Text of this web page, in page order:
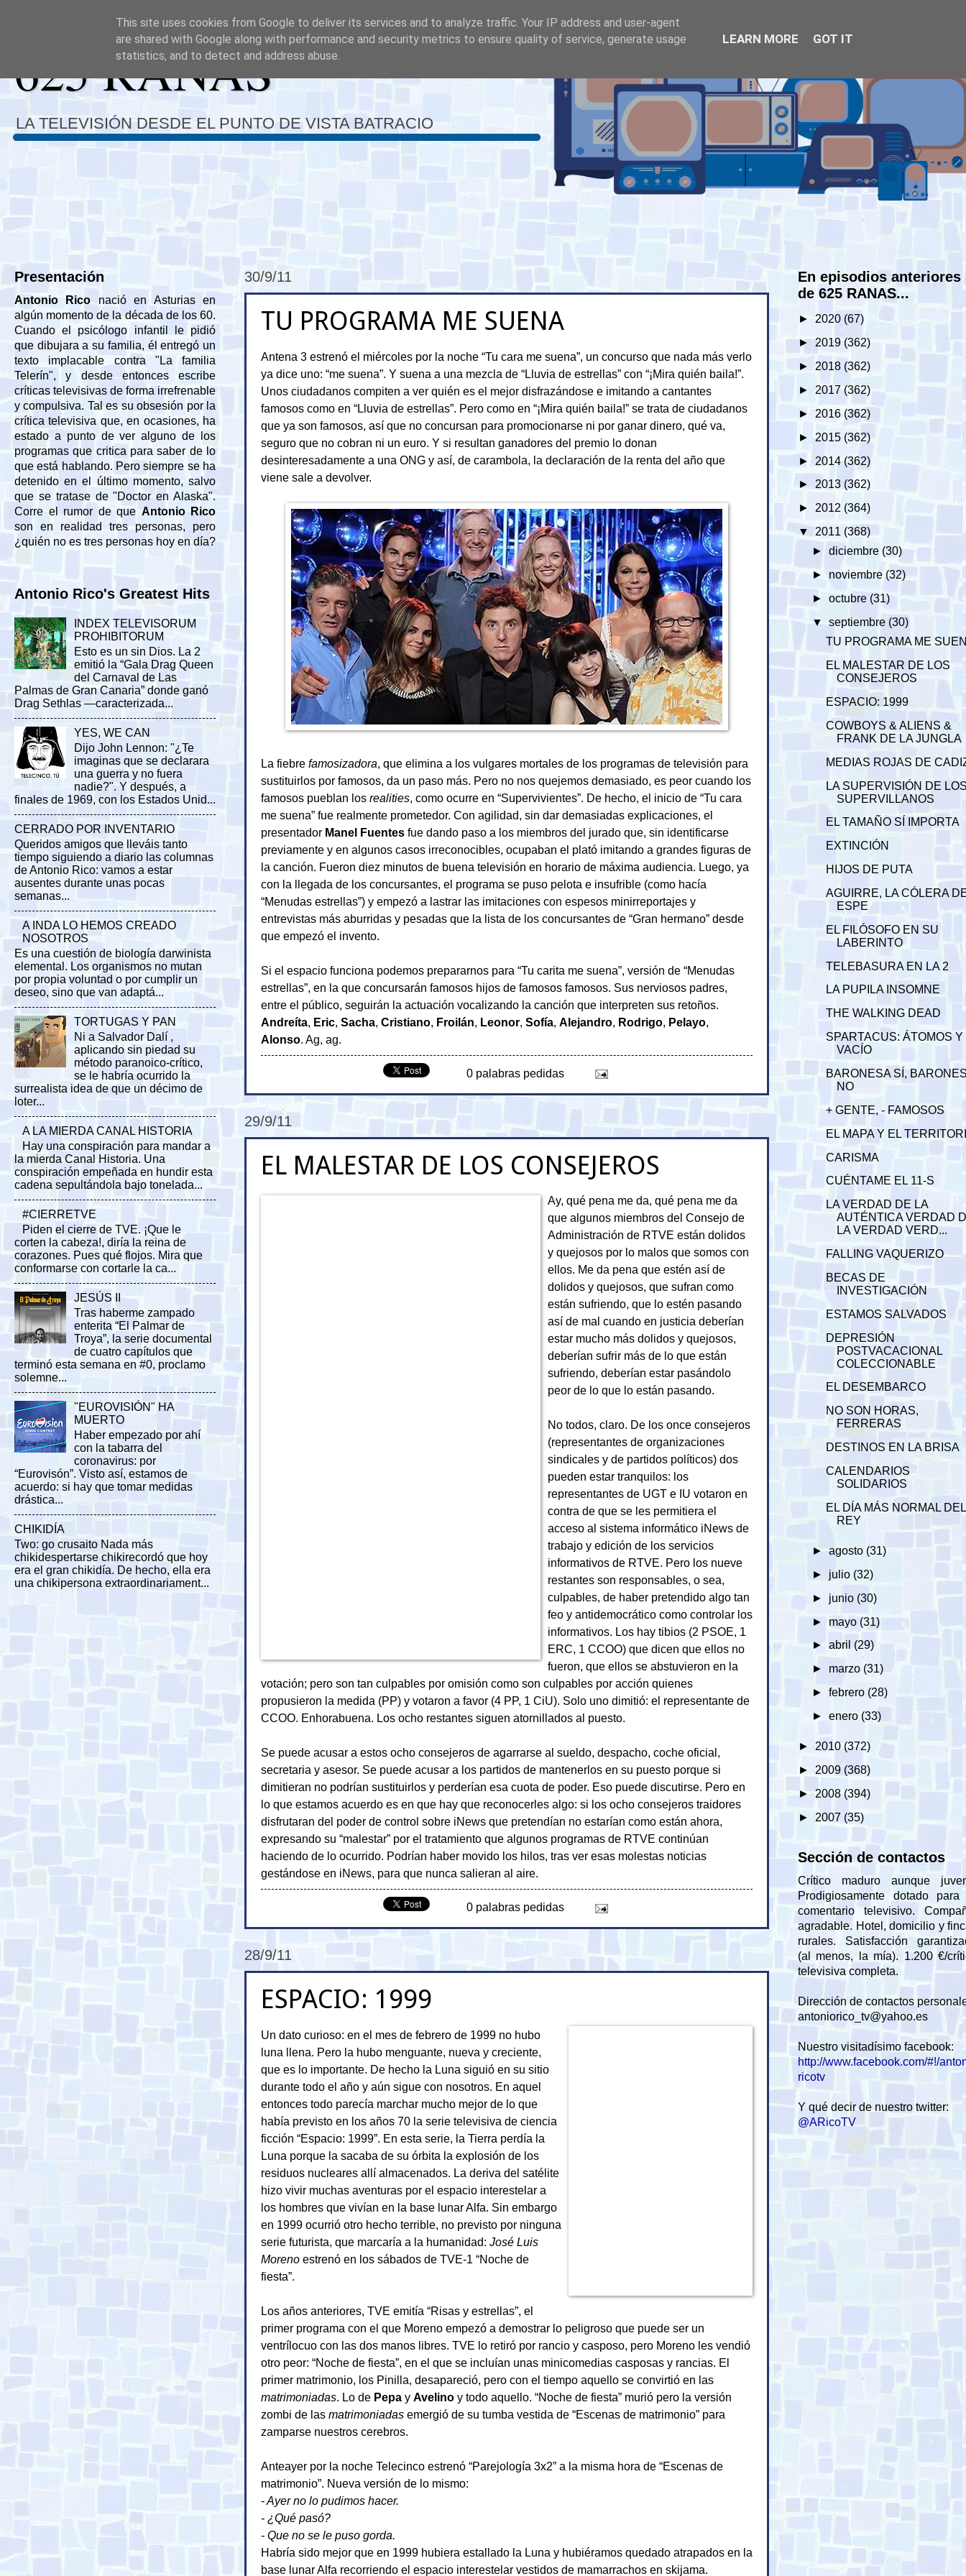
625 RANAS
LA TELEVISIÓN DESDE EL PUNTO DE VISTA BATRACIO
30/9/11
TU PROGRAMA ME SUENA
Antena 3 estrenó el miércoles por la noche “Tu cara me suena”, un concurso que nada más verlo
ya dice uno: “me suena”. Y suena a una mezcla de “Lluvia de estrellas” con “¡Mira quién baila!”.
Unos ciudadanos compiten a ver quién es el mejor disfrazándose e imitando a cantantes
famosos como en “Lluvia de estrellas”. Pero como en “¡Mira quién baila!” se trata de ciudadanos
que ya son famosos, así que no concursan para promocionarse ni por ganar dinero, qué va,
seguro que no cobran ni un euro. Y si resultan ganadores del premio lo donan
desinteresadamente a una ONG y así, de carambola, la declaración de la renta del año que
viene sale a devolver.
La fiebre famosizadora, que elimina a los vulgares mortales de los programas de televisión para
sustituirlos por famosos, da un paso más. Pero no nos quejemos demasiado, es peor cuando los
famosos pueblan los realities, como ocurre en “Supervivientes”. De hecho, el inicio de “Tu cara
me suena” fue realmente prometedor. Con agilidad, sin dar demasiadas explicaciones, el
presentador Manel Fuentes fue dando paso a los miembros del jurado que, sin identificarse
previamente y en algunos casos irreconocibles, ocupaban el plató imitando a grandes figuras de
la canción. Fueron diez minutos de buena televisión en horario de máxima audiencia. Luego, ya
con la llegada de los concursantes, el programa se puso pelota e insufrible (como hacía
“Menudas estrellas”) y empezó a lastrar las imitaciones con espesos minirreportajes y
entrevistas más aburridas y pesadas que la lista de los concursantes de “Gran hermano” desde
que empezó el invento.
Si el espacio funciona podemos prepararnos para “Tu carita me suena”, versión de “Menudas
estrellas”, en la que concursarán famosos hijos de famosos famosos. Sus nerviosos padres,
entre el público, seguirán la actuación vocalizando la canción que interpreten sus retoños.
Andreíta, Eric, Sacha, Cristiano, Froilán, Leonor, Sofía, Alejandro, Rodrigo, Pelayo,
Alonso. Ag, ag.
0 palabras pedidas
29/9/11
EL MALESTAR DE LOS CONSEJEROS
Ay, qué pena me da, qué pena me da
que algunos miembros del Consejo de
Administración de RTVE están dolidos
y quejosos por lo malos que somos con
ellos. Me da pena que estén así de
dolidos y quejosos, que sufran como
están sufriendo, que lo estén pasando
así de mal cuando en justicia deberían
estar mucho más dolidos y quejosos,
deberían sufrir más de lo que están
sufriendo, deberían estar pasándolo
peor de lo que lo están pasando.
No todos, claro. De los once consejeros
(representantes de organizaciones
sindicales y de partidos políticos) dos
pueden estar tranquilos: los
representantes de UGT e IU votaron en
contra de que se les permitiera el
acceso al sistema informático iNews de
trabajo y edición de los servicios
informativos de RTVE. Pero los nueve
restantes son responsables, o sea,
culpables, de haber pretendido algo tan
feo y antidemocrático como controlar los
informativos. Los hay tibios (2 PSOE, 1
ERC, 1 CCOO) que dicen que ellos no
fueron, que ellos se abstuvieron en la
votación; pero son tan culpables por omisión como son culpables por acción quienes
propusieron la medida (PP) y votaron a favor (4 PP, 1 CiU). Solo uno dimitió: el representante de
CCOO. Enhorabuena. Los ocho restantes siguen atornillados al puesto.
Se puede acusar a estos ocho consejeros de agarrarse al sueldo, despacho, coche oficial,
secretaria y asesor. Se puede acusar a los partidos de mantenerlos en su puesto porque si
dimitieran no podrían sustituirlos y perderían esa cuota de poder. Eso puede discutirse. Pero en
lo que estamos acuerdo es en que hay que reconocerles algo: si los ocho consejeros traidores
disfrutaran del poder de control sobre iNews que pretendían no estarían como están ahora,
expresando su “malestar” por el tratamiento que algunos programas de RTVE continúan
haciendo de lo ocurrido. Podrían haber movido los hilos, tras ver esas molestas noticias
gestándose en iNews, para que nunca salieran al aire.
0 palabras pedidas
28/9/11
ESPACIO: 1999
Un dato curioso: en el mes de febrero de 1999 no hubo
luna llena. Pero la hubo menguante, nueva y creciente,
que es lo importante. De hecho la Luna siguió en su sitio
durante todo el año y aún sigue con nosotros. En aquel
entonces todo parecía marchar mucho mejor de lo que
había previsto en los años 70 la serie televisiva de ciencia
ficción “Espacio: 1999”. En esta serie, la Tierra perdía la
Luna porque la sacaba de su órbita la explosión de los
residuos nucleares allí almacenados. La deriva del satélite
hizo vivir muchas aventuras por el espacio interestelar a
los hombres que vivían en la base lunar Alfa. Sin embargo
en 1999 ocurrió otro hecho terrible, no previsto por ninguna
serie futurista, que marcaría a la humanidad: José Luis
Moreno estrenó en los sábados de TVE-1 “Noche de
fiesta”.
Los años anteriores, TVE emitía “Risas y estrellas”, el
primer programa con el que Moreno empezó a demostrar lo peligroso que puede ser un
ventrílocuo con las dos manos libres. TVE lo retiró por rancio y casposo, pero Moreno les vendió
otro peor: “Noche de fiesta”, en el que se incluían unas minicomedias casposas y rancias. El
primer matrimonio, los Pinilla, desapareció, pero con el tiempo aquello se convirtió en las
matrimoniadas. Lo de Pepa y Avelino y todo aquello. “Noche de fiesta” murió pero la versión
zombi de las matrimoniadas emergió de su tumba vestida de “Escenas de matrimonio” para
zamparse nuestros cerebros.
Anteayer por la noche Telecinco estrenó “Parejología 3x2” a la misma hora de “Escenas de
matrimonio”. Nueva versión de lo mismo:
- Ayer no lo pudimos hacer.
- ¿Qué pasó?
- Que no se le puso gorda.
Habría sido mejor que en 1999 hubiera estallado la Luna y hubiéramos quedado atrapados en la
base lunar Alfa recorriendo el espacio interestelar vestidos de mamarrachos en skijama.
Presentación
Antonio Rico nació en Asturias en
algún momento de la década de los 60.
Cuando el psicólogo infantil le pidió
que dibujara a su familia, él entregó un
texto implacable contra "La familia
Telerín", y desde entonces escribe
críticas televisivas de forma irrefrenable
y compulsiva. Tal es su obsesión por la
crítica televisiva que, en ocasiones, ha
estado a punto de ver alguno de los
programas que critica para saber de lo
que está hablando. Pero siempre se ha
detenido en el último momento, salvo
que se tratase de "Doctor en Alaska".
Corre el rumor de que Antonio Rico
son en realidad tres personas, pero
¿quién no es tres personas hoy en día?
Antonio Rico's Greatest Hits
INDEX TELEVISORUM
PROHIBITORUM
Esto es un sin Dios. La 2
emitió la “Gala Drag Queen
del Carnaval de Las
Palmas de Gran Canaria” donde ganó
Drag Sethlas —caracterizada...
YES, WE CAN
Dijo John Lennon: "¿Te
imaginas que se declarara
una guerra y no fuera
nadie?". Y después, a
finales de 1969, con los Estados Unid...
CERRADO POR INVENTARIO
Queridos amigos que lleváis tanto
tiempo siguiendo a diario las columnas
de Antonio Rico: vamos a estar
ausentes durante unas pocas
semanas...
A INDA LO HEMOS CREADO
NOSOTROS
Es una cuestión de biología darwinista
elemental. Los organismos no mutan
por propia voluntad o por cumplir un
deseo, sino que van adaptá...
TORTUGAS Y PAN
Ni a Salvador Dalí ,
aplicando sin piedad su
método paranoico-crítico,
se le habría ocurrido la
surrealista idea de que un décimo de
loter...
A LA MIERDA CANAL HISTORIA
Hay una conspiración para mandar a
la mierda Canal Historia. Una
conspiración empeñada en hundir esta
cadena sepultándola bajo tonelada...
#CIERRETVE
Piden el cierre de TVE. ¡Que le
corten la cabeza!, diría la reina de
corazones. Pues qué flojos. Mira que
conformarse con cortarle la ca...
JESÚS II
Tras haberme zampado
enterita “El Palmar de
Troya”, la serie documental
de cuatro capítulos que
terminó esta semana en #0, proclamo
solemne...
"EUROVISIÓN" HA
MUERTO
Haber empezado por ahí
con la tabarra del
coronavirus: por
“Eurovisón”. Visto así, estamos de
acuerdo: si hay que tomar medidas
drástica...
CHIKIDÍA
Two: go crusaito Nada más
chikidespertarse chikirecordó que hoy
era el gran chikidía. De hecho, ella era
una chikipersona extraordinariament...
En episodios anteriores
de 625 RANAS...
► 2020 (67)
►2019 (362)
► 2018 (362)
► 2017 (362)
► 2016 (362)
► 2015 (362)
► 2014 (362)
► 2013 (362)
► 2012 (364)
▼ 2011 (368)
► diciembre (30)
► noviembre (32)
► octubre (31)
▼ septiembre (30)
TU PROGRAMA ME
EL MALESTAR DE LOS
CONSEJEROS
ESPACIO: 1999
COWBOYS & ALIENS &
FRANK DE LA JUNGLA
MEDIAS ROJAS DE
LA SUPERVISIÓN DE
SUPERVILLANOS
EL TAMAÑO SÍ IMPORTA
EXTINCIÓN
HIJOS DE PUTA
AGUIRRE, LA CÓLERA
ESPE
EL FILÓSOFO EN SU
LABERINTO
TELEBASURA EN LA 2
LA PUPILA INSOMNE
THE WALKING DEAD
SPARTACUS: ÁTOMOS Y
VACÍO
BARONESA SÍ,
NO
+ GENTE, - FAMOSOS
EL MAPA Y EL
CARISMA
CUÉNTAME EL 11-S
LA VERDAD DE LA
AUTÉNTICA VERDAD
LA VERDAD VERD...
FALLING VAQUERIZO
BECAS DE
INVESTIGACIÓN
ESTAMOS SALVADOS
DEPRESIÓN
POSTVACACIONAL
COLECCIONABLE
EL DESEMBARCO
NO SON HORAS,
FERRERAS
DESTINOS EN LA BRISA
CALENDARIOS
SOLIDARIOS
EL DÍA MÁS NORMAL DEL
REY
► agosto (31)
► julio (32)
► junio (30)
► mayo (31)
► abril (29)
► marzo (31)
► febrero (28)
► enero (33)
► 2010 (372)
► 2009 (368)
►2008 (394)
► 2007 (35)
Sección de contactos
Crítico maduro aunque
Prodigiosamente dotado
comentario televisivo.
agradable. Hotel, domicilio y
rurales. Satisfacción
(al menos, la mía). 1.200 €/
televisiva completa.
Dirección de contactos
antoniorico_tv@yahoo.es
Nuestro visitadísimo facebook:
http://www.facebook.com/#!/
ricotv
Y qué decir de nuestro twitter:
@ARicoTV
This site uses cookies from Google to deliver its services and to analyze traffic. Your IP address and user-agent
are shared with Google along with performance and security metrics to ensure quality of service, generate usage
statistics, and to detect and address abuse.
LEARN MORE GOT IT